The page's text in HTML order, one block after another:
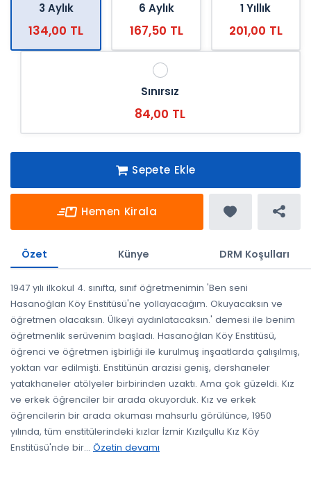
3 Aylık
134,00 TL
6 Aylık
167,50 TL
1 Yıllık
201,00 TL
Sınırsız
84,00 TL
Sepete Ekle
Hemen Kirala
Özet Künye DRM Koşulları
1947 yılı ilkokul 4. sınıfta, sınıf öğretmenimin 'Ben seni
Hasanoğlan Köy Enstitüsü'ne yollayacağım. Okuyacaksın ve
öğretmen olacaksın. Ülkeyi aydınlatacaksın.' demesi ile benim
öğretmenlik serüvenim başladı. Hasanoğlan Köy Enstitüsü,
öğrenci ve öğretmen işbirliği ile kurulmuş inşaatlarda çalışılmış,
yoktan var edilmişti. Enstitünün arazisi geniş, dershaneler
yatakhaneler atölyeler birbirinden uzaktı. Ama çok güzeldi. Kız
ve erkek öğrenciler bir arada okuyorduk. Kız ve erkek
öğrencilerin bir arada okuması mahsurlu görülünce, 1950
yılında, tüm enstitülerindeki kızlar İzmir Kızılçullu Kız Köy
Enstitüsü'nde bir... Özetin devamı